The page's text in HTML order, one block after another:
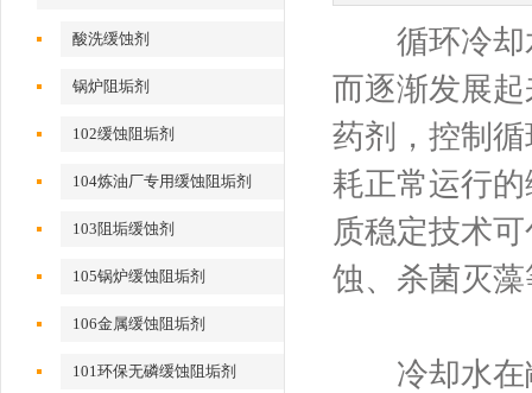
酸洗缓蚀剂
锅炉阻垢剂
102缓蚀阻垢剂
104炼油厂专用缓蚀阻垢剂
103阻垢缓蚀剂
105锅炉缓蚀阻垢剂
106金属缓蚀阻垢剂
101环保无磷缓蚀阻垢剂
循环冷却水
而逐渐发展
药剂，控制
耗正常运行
质稳定技术
蚀、杀菌灭
冷却水在敞